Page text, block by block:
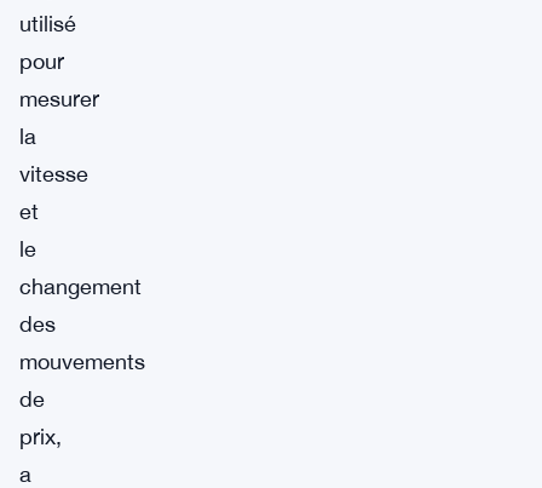
utilisé
pour
mesurer
la
vitesse
et
le
changement
des
mouvements
de
prix,
a